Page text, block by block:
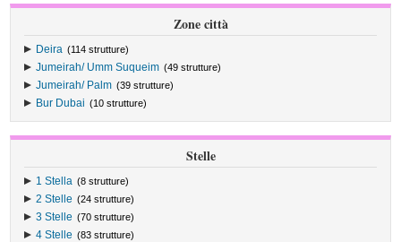
Zone città
Deira (114 strutture)
Jumeirah/ Umm Suqueim (49 strutture)
Jumeirah/ Palm (39 strutture)
Bur Dubai (10 strutture)
Stelle
1 Stella (8 strutture)
2 Stelle (24 strutture)
3 Stelle (70 strutture)
4 Stelle (83 strutture)